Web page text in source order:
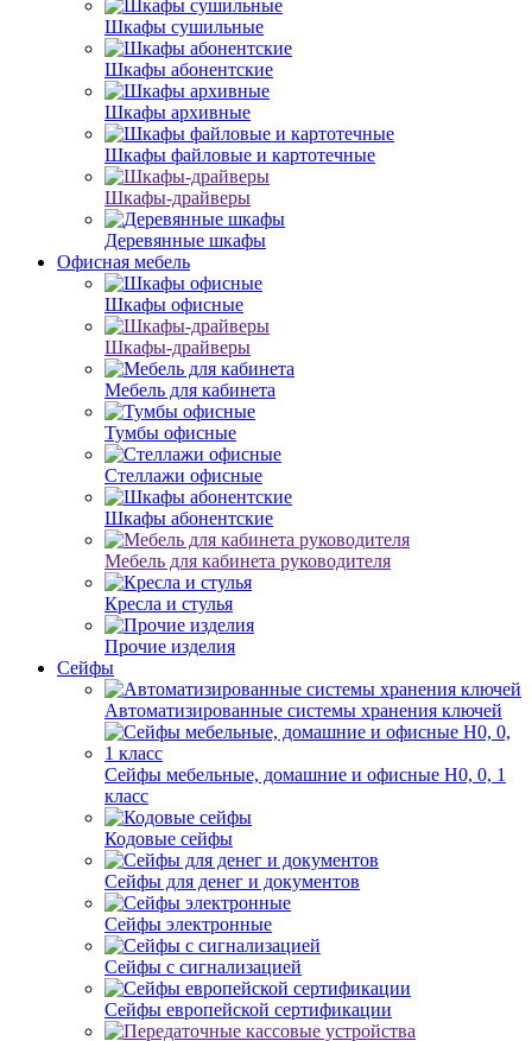
Шкафы сушильные
Шкафы абонентские
Шкафы архивные
Шкафы файловые и картотечные
Шкафы-драйверы
Деревянные шкафы
Офисная мебель
Шкафы офисные
Шкафы-драйверы
Мебель для кабинета
Тумбы офисные
Стеллажи офисные
Шкафы абонентские
Мебель для кабинета руководителя
Кресла и стулья
Прочие изделия
Сейфы
Автоматизированные системы хранения ключей
Сейфы мебельные, домашние и офисные Н0, 0, 1
класс
Кодовые сейфы
Сейфы для денег и документов
Сейфы электронные
Сейфы с сигнализацией
Сейфы европейской сертификации